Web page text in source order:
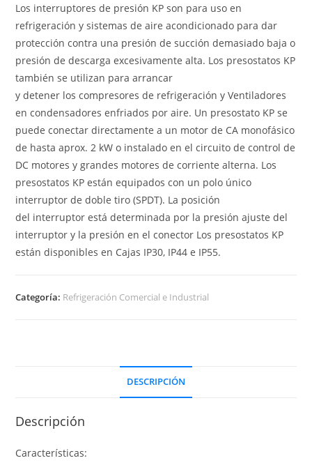
Los interruptores de presión KP son para uso en
refrigeración y sistemas de aire acondicionado para dar
protección contra una presión de succión demasiado baja o
presión de descarga excesivamente alta. Los presostatos KP
también se utilizan para arrancar
y detener los compresores de refrigeración y Ventiladores
en condensadores enfriados por aire. Un presostato KP se
puede conectar directamente a un motor de CA monofásico
de hasta aprox. 2 kW o instalado en el circuito de control de
DC motores y grandes motores de corriente alterna. Los
presostatos KP están equipados con un polo único
interruptor de doble tiro (SPDT). La posición
del interruptor está determinada por la presión ajuste del
interruptor y la presión en el conector Los presostatos KP
están disponibles en Cajas IP30, IP44 e IP55.
Categoría: Refrigeración Comercial e Industrial
DESCRIPCIÓN
Descripción
Características: